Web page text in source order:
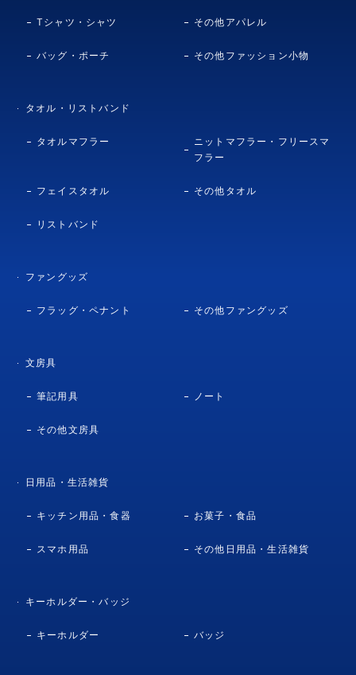
Tシャツ・シャツ その他アパレル
バッグ・ポーチ その他ファッション小物
タオル・リストバンド
タオルマフラー
ニットマフラー・フリースマ
フラー
フェイスタオル その他タオル
リストバンド
ファングッズ
フラッグ・ペナント その他ファングッズ
文房具
筆記用具 ノート
その他文房具
日用品・生活雑貨
キッチン用品・食器 お菓子・食品
スマホ用品 その他日用品・生活雑貨
キーホルダー・バッジ
キーホルダー バッジ